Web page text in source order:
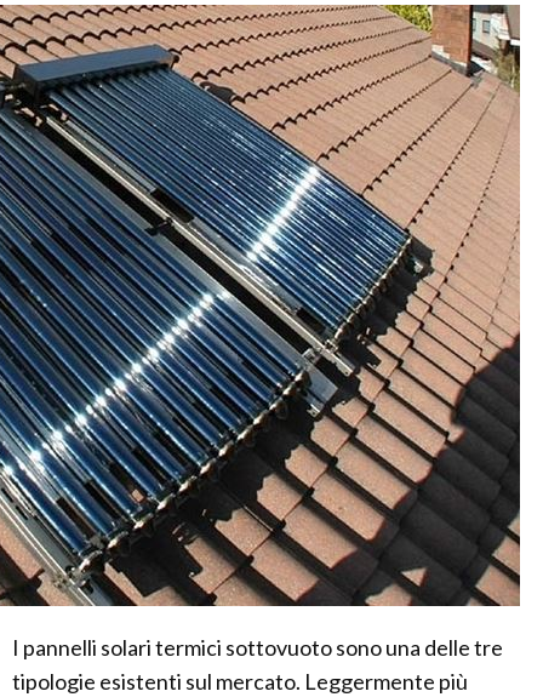
I pannelli solari termici sottovuoto sono una delle tre
tipologie esistenti sul mercato. Leggermente più